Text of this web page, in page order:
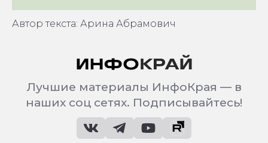
Автор текста: Арина Абрамович
Лучшие материалы ИнфоКрая — в
наших соц сетях. Подписывайтесь!